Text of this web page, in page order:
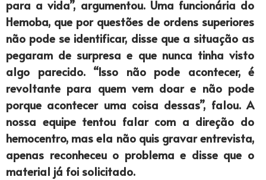
para a vida”, argumentou. Uma funcionária do
Hemoba, que por questões de ordens superiores
não pode se identificar, disse que a situação as
pegaram de surpresa e que nunca tinha visto
algo parecido. “Isso não pode acontecer, é
revoltante para quem vem doar e não pode
porque acontecer uma coisa dessas”, falou. A
nossa equipe tentou falar com a direção do
hemocentro, mas ela não quis gravar entrevista,
apenas reconheceu o problema e disse que o
material já foi solicitado.